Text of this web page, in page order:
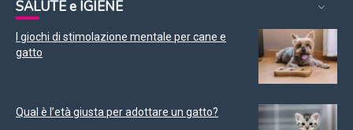
SALUTE e IGIENE
I giochi di stimolazione mentale per cane e
gatto
Qual è l’età giusta per adottare un gatto?